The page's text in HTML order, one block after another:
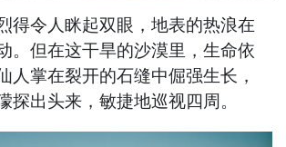
得令人眯起双眼，地表的热浪在
。但在这干旱的沙漠里，生命依
人掌在裂开的石缝中倔强生长，
探出头来，敏捷地巡视四周。